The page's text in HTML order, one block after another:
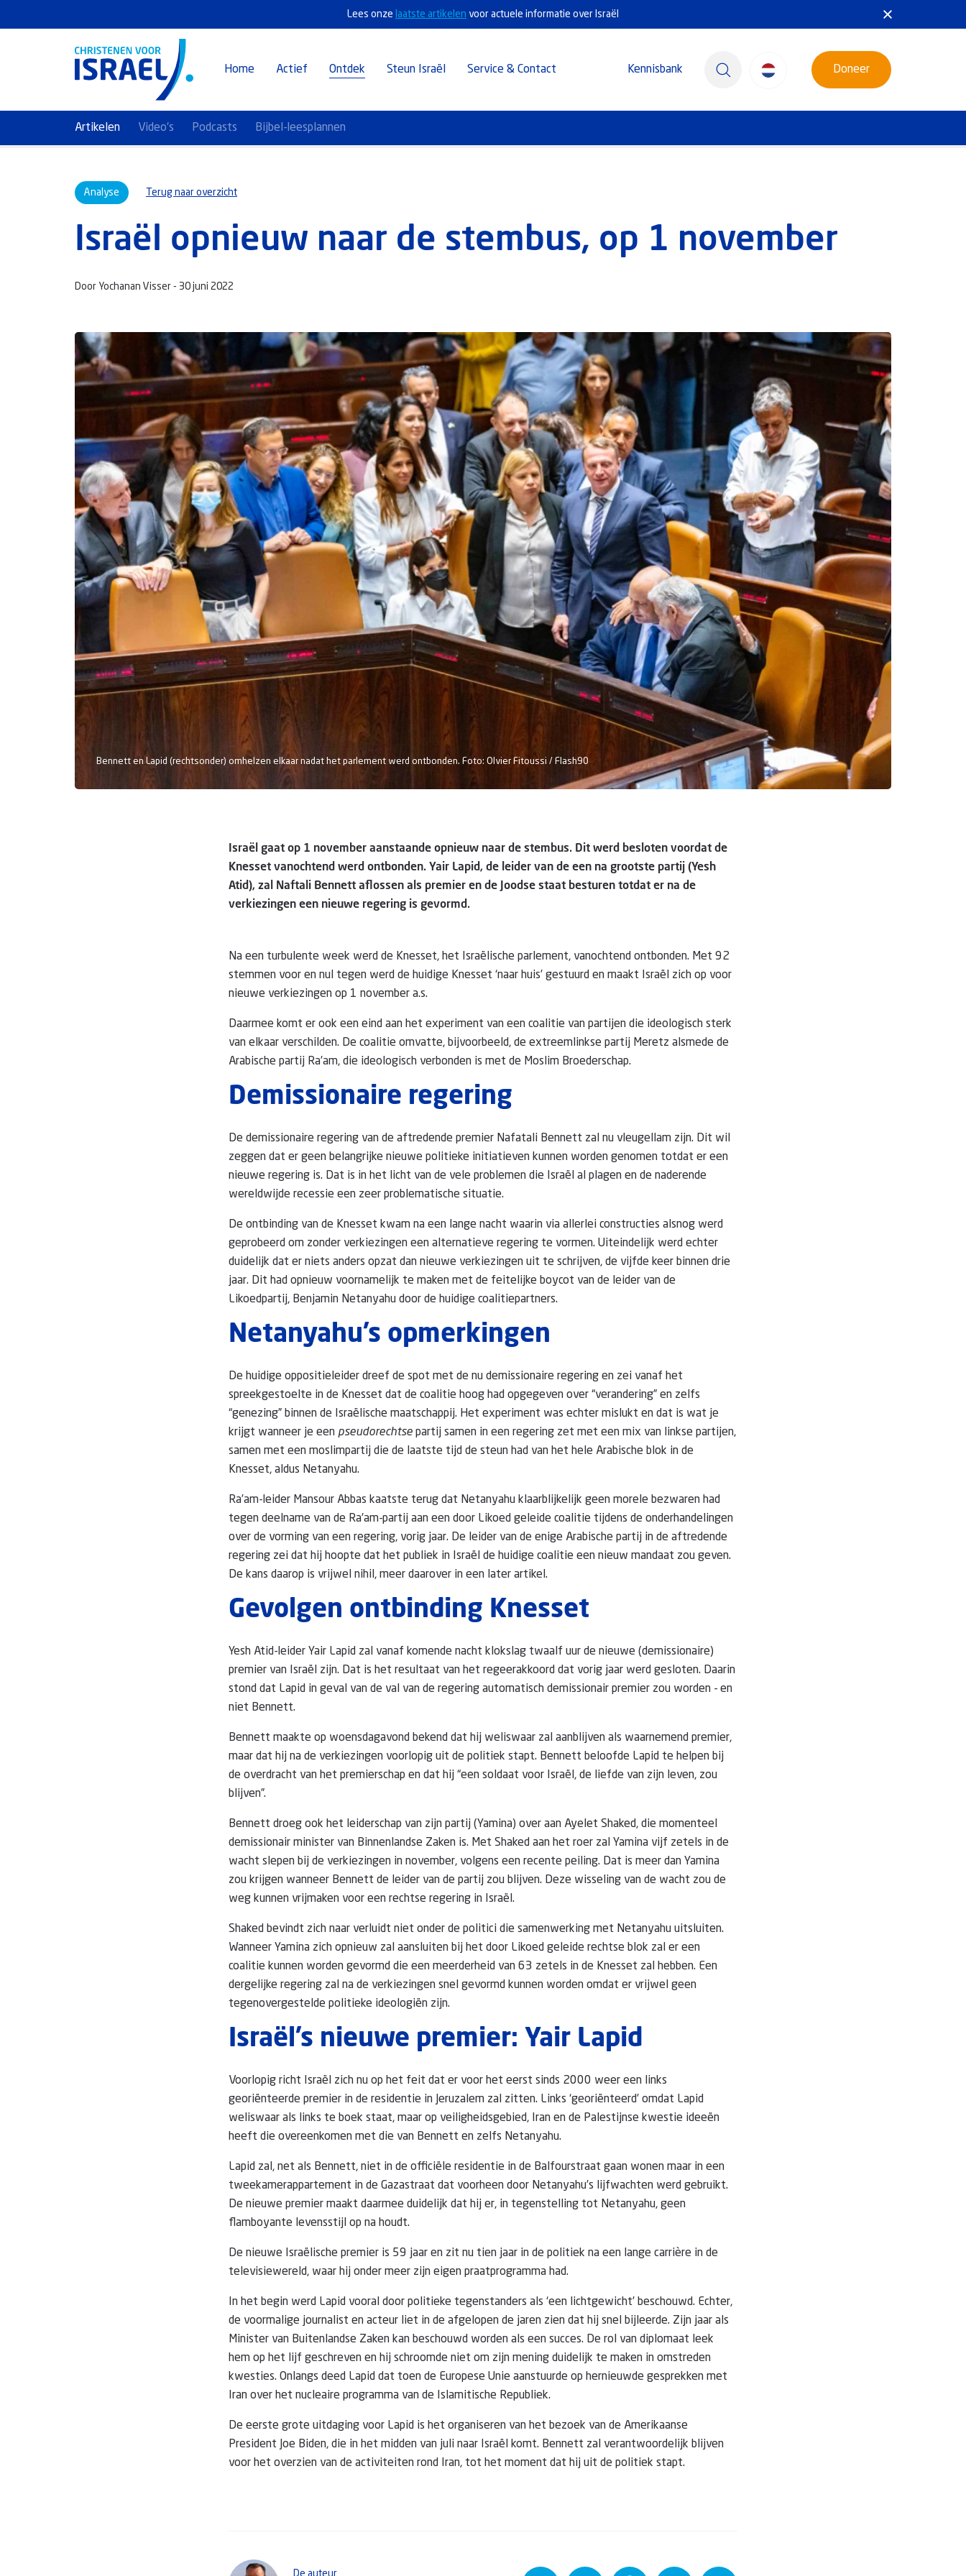
Lees onze laatste artikelen voor actuele informatie over Israël
Home Actief Ontdek Steun Israël Service & Contact Kennisbank Doneer
Artikelen Video's Podcasts Bijbel-leesplannen
Analyse Terug naar overzicht
Israël opnieuw naar de stembus, op 1 november
Door Yochanan Visser - 30 juni 2022
Bennett en Lapid (rechtsonder) omhelzen elkaar nadat het parlement werd ontbonden. Foto: Olvier Fitoussi / Flash90
Israël gaat op 1 november aanstaande opnieuw naar de stembus. Dit werd besloten voordat de
Knesset vanochtend werd ontbonden. Yair Lapid, de leider van de een na grootste partij (Yesh
Atid), zal Naftali Bennett aflossen als premier en de Joodse staat besturen totdat er na de
verkiezingen een nieuwe regering is gevormd.
Na een turbulente week werd de Knesset, het Israëlische parlement, vanochtend ontbonden. Met 92
stemmen voor en nul tegen werd de huidige Knesset ‘naar huis’ gestuurd en maakt Israël zich op voor
nieuwe verkiezingen op 1 november a.s.
Daarmee komt er ook een eind aan het experiment van een coalitie van partijen die ideologisch sterk
van elkaar verschilden. De coalitie omvatte, bijvoorbeeld, de extreemlinkse partij Meretz alsmede de
Arabische partij Ra’am, die ideologisch verbonden is met de Moslim Broederschap.
Demissionaire regering
De demissionaire regering van de aftredende premier Nafatali Bennett zal nu vleugellam zijn. Dit wil
zeggen dat er geen belangrijke nieuwe politieke initiatieven kunnen worden genomen totdat er een
nieuwe regering is. Dat is in het licht van de vele problemen die Israël al plagen en de naderende
wereldwijde recessie een zeer problematische situatie.
De ontbinding van de Knesset kwam na een lange nacht waarin via allerlei constructies alsnog werd
geprobeerd om zonder verkiezingen een alternatieve regering te vormen. Uiteindelijk werd echter
duidelijk dat er niets anders opzat dan nieuwe verkiezingen uit te schrijven, de vijfde keer binnen drie
jaar. Dit had opnieuw voornamelijk te maken met de feitelijke boycot van de leider van de
Likoedpartij, Benjamin Netanyahu door de huidige coalitiepartners.
Netanyahu’s opmerkingen
De huidige oppositieleider dreef de spot met de nu demissionaire regering en zei vanaf het
spreekgestoelte in de Knesset dat de coalitie hoog had opgegeven over “verandering” en zelfs
“genezing” binnen de Israëlische maatschappij. Het experiment was echter mislukt en dat is wat je
krijgt wanneer je een pseudorechtse partij samen in een regering zet met een mix van linkse partijen,
samen met een moslimpartij die de laatste tijd de steun had van het hele Arabische blok in de
Knesset, aldus Netanyahu.
Ra’am-leider Mansour Abbas kaatste terug dat Netanyahu klaarblijkelijk geen morele bezwaren had
tegen deelname van de Ra'am-partij aan een door Likoed geleide coalitie tijdens de onderhandelingen
over de vorming van een regering, vorig jaar. De leider van de enige Arabische partij in de aftredende
regering zei dat hij hoopte dat het publiek in Israël de huidige coalitie een nieuw mandaat zou geven.
De kans daarop is vrijwel nihil, meer daarover in een later artikel.
Gevolgen ontbinding Knesset
Yesh Atid-leider Yair Lapid zal vanaf komende nacht klokslag twaalf uur de nieuwe (demissionaire)
premier van Israël zijn. Dat is het resultaat van het regeerakkoord dat vorig jaar werd gesloten. Daarin
stond dat Lapid in geval van de val van de regering automatisch demissionair premier zou worden - en
niet Bennett.
Bennett maakte op woensdagavond bekend dat hij weliswaar zal aanblijven als waarnemend premier,
maar dat hij na de verkiezingen voorlopig uit de politiek stapt. Bennett beloofde Lapid te helpen bij
de overdracht van het premierschap en dat hij “een soldaat voor Israël, de liefde van zijn leven, zou
blijven”.
Bennett droeg ook het leiderschap van zijn partij (Yamina) over aan Ayelet Shaked, die momenteel
demissionair minister van Binnenlandse Zaken is. Met Shaked aan het roer zal Yamina vijf zetels in de
wacht slepen bij de verkiezingen in november, volgens een recente peiling. Dat is meer dan Yamina
zou krijgen wanneer Bennett de leider van de partij zou blijven. Deze wisseling van de wacht zou de
weg kunnen vrijmaken voor een rechtse regering in Israël.
Shaked bevindt zich naar verluidt niet onder de politici die samenwerking met Netanyahu uitsluiten.
Wanneer Yamina zich opnieuw zal aansluiten bij het door Likoed geleide rechtse blok zal er een
coalitie kunnen worden gevormd die een meerderheid van 63 zetels in de Knesset zal hebben. Een
dergelijke regering zal na de verkiezingen snel gevormd kunnen worden omdat er vrijwel geen
tegenovergestelde politieke ideologiën zijn.
Israël’s nieuwe premier: Yair Lapid
Voorlopig richt Israël zich nu op het feit dat er voor het eerst sinds 2000 weer een links
georiënteerde premier in de residentie in Jeruzalem zal zitten. Links ‘georiënteerd’ omdat Lapid
weliswaar als links te boek staat, maar op veiligheidsgebied, Iran en de Palestijnse kwestie ideeën
heeft die overeenkomen met die van Bennett en zelfs Netanyahu.
Lapid zal, net als Bennett, niet in de officiële residentie in de Balfourstraat gaan wonen maar in een
tweekamerappartement in de Gazastraat dat voorheen door Netanyahu’s lijfwachten werd gebruikt.
De nieuwe premier maakt daarmee duidelijk dat hij er, in tegenstelling tot Netanyahu, geen
flamboyante levensstijl op na houdt.
De nieuwe Israëlische premier is 59 jaar en zit nu tien jaar in de politiek na een lange carrière in de
televisiewereld, waar hij onder meer zijn eigen praatprogramma had.
In het begin werd Lapid vooral door politieke tegenstanders als ‘een lichtgewicht’ beschouwd. Echter,
de voormalige journalist en acteur liet in de afgelopen de jaren zien dat hij snel bijleerde. Zijn jaar als
Minister van Buitenlandse Zaken kan beschouwd worden als een succes. De rol van diplomaat leek
hem op het lijf geschreven en hij schroomde niet om zijn mening duidelijk te maken in omstreden
kwesties. Onlangs deed Lapid dat toen de Europese Unie aanstuurde op hernieuwde gesprekken met
Iran over het nucleaire programma van de Islamitische Republiek.
De eerste grote uitdaging voor Lapid is het organiseren van het bezoek van de Amerikaanse
President Joe Biden, die in het midden van juli naar Israël komt. Bennett zal verantwoordelijk blijven
voor het overzien van de activiteiten rond Iran, tot het moment dat hij uit de politiek stapt.
De auteur